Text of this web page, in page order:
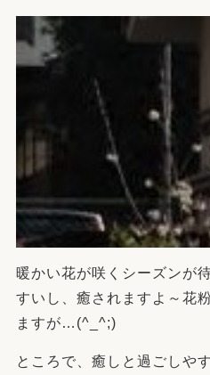
暖かい花が咲くシーズンが
すいし、癒されますよ～花
ますが…(^_^;)
ところで、癒しと過ごしや